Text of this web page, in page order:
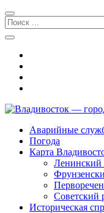
Перейти
к
навигации
Перейти
к
содержимому
Поиск:
Владивосток —
Аварийные
Погода
Карта
Ленинский
Советский
Историческая